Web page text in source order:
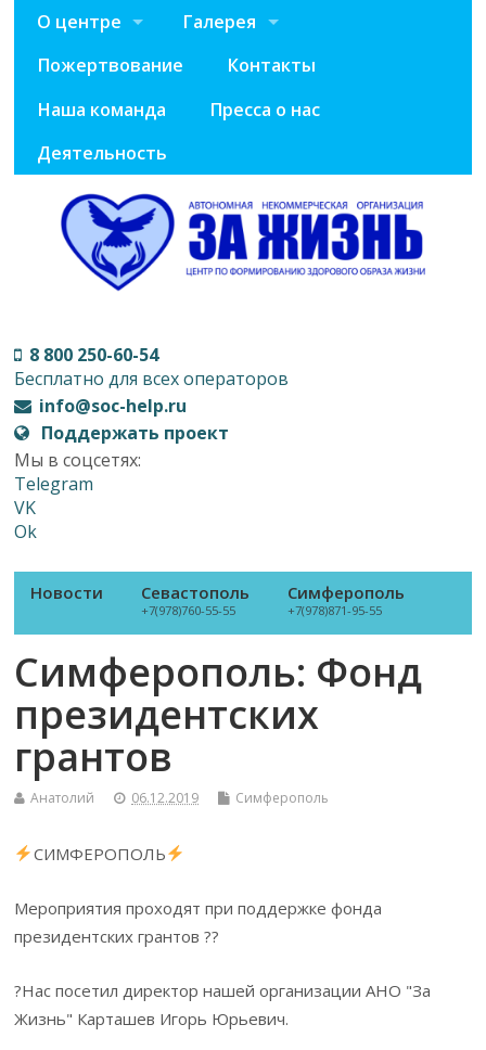
О центре
Галерея
Пожертвование
Контакты
Наша команда
Пресса о нас
Деятельность
8 800 250-60-54
Бесплатно для всех операторов
info@soc-help.ru
Поддержать проект
Мы в соцсетях:
Telegram
VK
Ok
Новости Севастополь
+7(978)760-55-55
Симферополь
+7(978)871-95-55
Симферополь: Фонд
президентских
грантов
Анатолий 06.12.2019 Симферополь
СИМФЕРОПОЛЬ
Мероприятия проходят при поддержке фонда
президентских грантов ??
?Нас посетил директор нашей организации АНО "За
Жизнь" Карташев Игорь Юрьевич.